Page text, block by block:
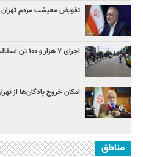
تفویض معیشت مردم تهران
اجرای ۷ هزار و ۱۰۰ تن آسفالت در معابر منطقه ۱۰ از ابتدای سال
امکان خروج پادگان‌ها از
مناطق